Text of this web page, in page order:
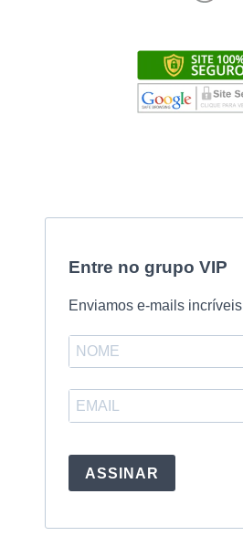
Entre no grupo VIP
Enviamos e-mails incríveis
ASSINAR